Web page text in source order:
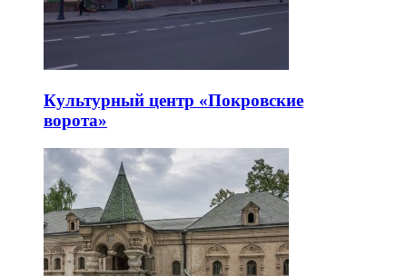
Культурный центр «Покровские
ворота»